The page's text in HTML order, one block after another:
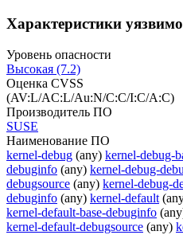
Характеристики
Уровень опасности
Высокая (7.2)
Оценка CVSS
(AV:L/AC:L/Au:N/C:C/I:C/A:C)
Производитель ПО
SUSE
Наименование ПО
kernel-debug (any) kernel-debug-
debuginfo (any) kernel-debug-
debugsource (any) kernel-debug-
debuginfo (any) kernel-default
kernel-default-base-debuginfo
kernel-default-debugsource (any)